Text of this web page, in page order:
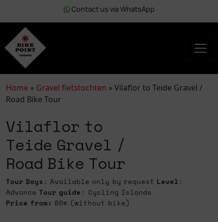
Contact us via WhatsApp
Home » Gravel fietstochten » Vilaflor to Teide Gravel /
Road Bike Tour
Vilaflor to
Teide Gravel /
Road Bike Tour
Tour Days : Available only by request Level:
Advance Tour guide: Cycling Islands
Price from: 80€ (without bike)